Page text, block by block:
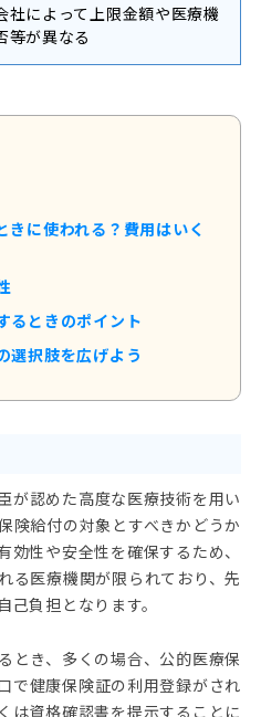
社によって上限金額や医療機
等が異なる
きに使われる？費用はいく
るときのポイント
選択肢を広げよう
が認めた高度な医療技術を用い
険給付の対象とすべきかどうか
性や安全性を確保するため、
る医療機関が限られており、先
負担となります。
とき、多くの場合、公的医療保
で健康保険証の利用登録がされ
は資格確認書を提示することに